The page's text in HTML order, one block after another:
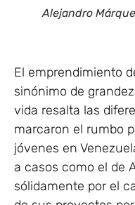
Alejandro
El emprendimiento
sinónimo de
vida resalta las
marcaron el rumbo
jóvenes en
a casos como el de
sólidamente por el